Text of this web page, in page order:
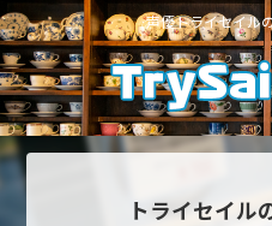
声優トライセイル
トライセイル